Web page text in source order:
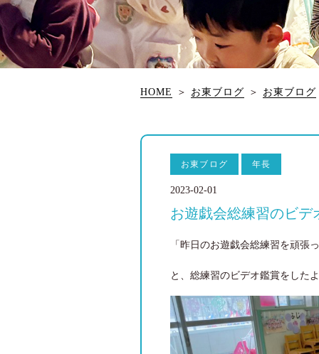
HOME ＞ お東ブログ ＞ お東ブログ
お東ブログ 年長
2023-02-01
お遊戯会総練習のビデ
「昨日のお遊戯会総練習を頑張
と、総練習のビデオ鑑賞をした